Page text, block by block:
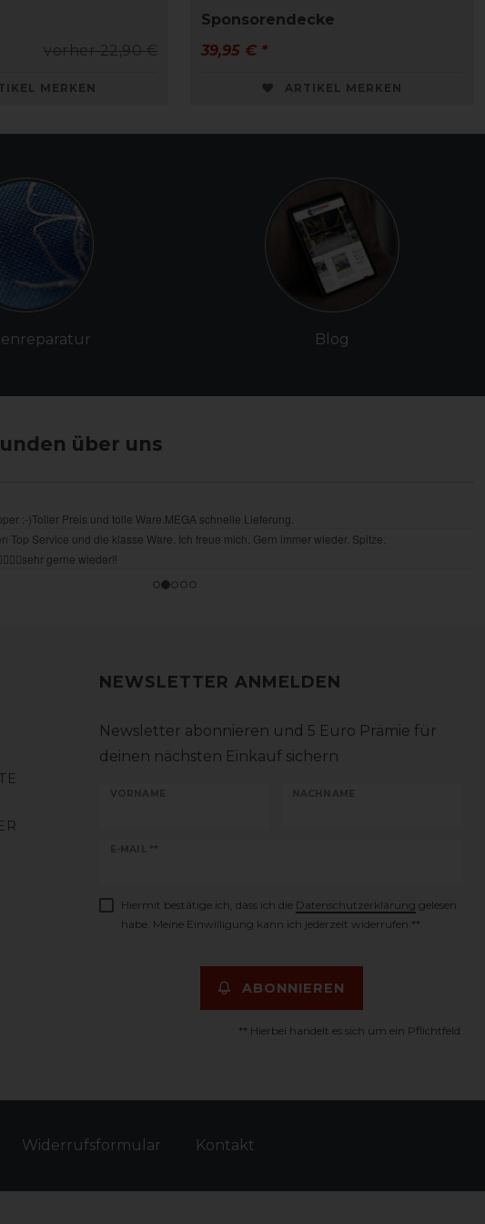
vorher 22,90 €
MERKEN
Sponsorendecke
39,95 € *
ARTIKEL MERKEN
Blog
über uns
NEWSLETTER ANMELDEN
Newsletter abonnieren und 5 Euro Prämie für
deinen nächsten Einkauf sichern
VORNAME NACHNAME
E-MAIL **
Newsletter
Hiermit bestätige ich, dass ich die Daten­schutz­erklärung gelesen
habe. Meine Einwilligung kann ich jederzeit widerrufen.**
ABONNIEREN
** Hierbei handelt es sich um ein Pflichtfeld.
Widerrufs­formular Kontakt